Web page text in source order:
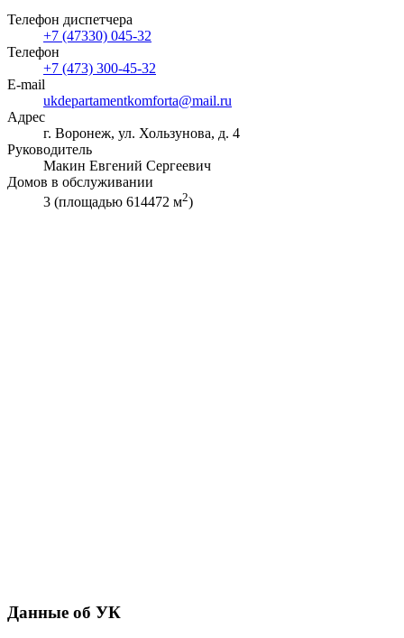
Телефон диспетчера
+7 (47330) 045-32
Телефон
+7 (473) 300-45-32
E-mail
ukdepartamentkomforta@mail.ru
Адрес
г. Воронеж, ул. Хользунова, д. 4
Руководитель
Макин Евгений Сергеевич
Домов в обслуживании
3 (площадью 614472 м2)
Данные об УК